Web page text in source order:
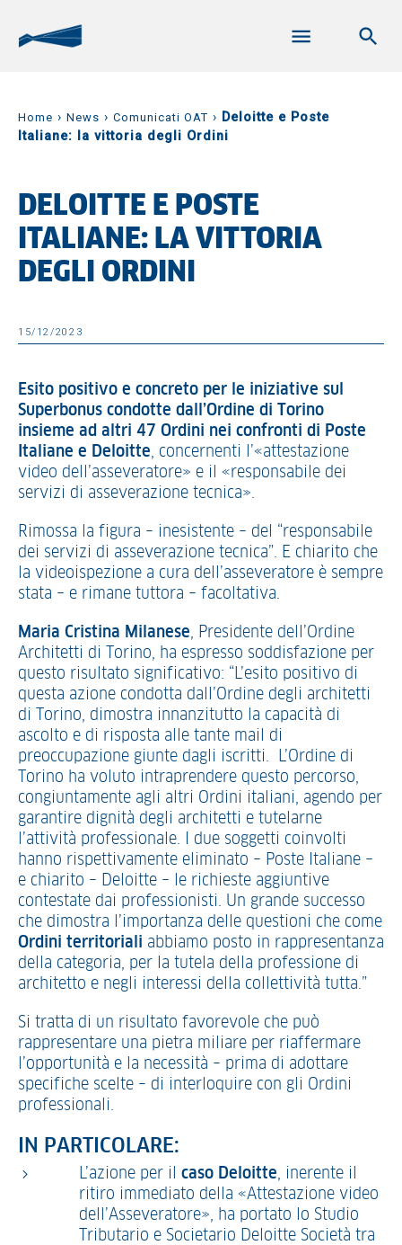
Home › News › Comunicati OAT › Deloitte e Poste
Italiane: la vittoria degli Ordini
DELOITTE E POSTE
ITALIANE: LA VITTORIA
DEGLI ORDINI
15/12/2023
Esito positivo e concreto per le iniziative sul
Superbonus condotte dall’Ordine di Torino
insieme ad altri 47 Ordini nei confronti di Poste
Italiane e Deloitte, concernenti l’«attestazione
video dell’asseveratore» e il «responsabile dei
servizi di asseverazione tecnica».
Rimossa la figura – inesistente – del “responsabile
dei servizi di asseverazione tecnica”. E chiarito che
la videoispezione a cura dell’asseveratore è sempre
stata – e rimane tuttora – facoltativa.
Maria Cristina Milanese, Presidente dell’Ordine
Architetti di Torino, ha espresso soddisfazione per
questo risultato significativo: “L’esito positivo di
questa azione condotta dall’Ordine degli architetti
di Torino, dimostra innanzitutto la capacità di
ascolto e di risposta alle tante mail di
preoccupazione giunte dagli iscritti. L’Ordine di
Torino ha voluto intraprendere questo percorso,
congiuntamente agli altri Ordini italiani, agendo per
garantire dignità degli architetti e tutelarne
l’attività professionale. I due soggetti coinvolti
hanno rispettivamente eliminato – Poste Italiane –
e chiarito – Deloitte – le richieste aggiuntive
contestate dai professionisti. Un grande successo
che dimostra l’importanza delle questioni che come
Ordini territoriali abbiamo posto in rappresentanza
della categoria, per la tutela della professione di
architetto e negli interessi della collettività tutta.”
Si tratta di un risultato favorevole che può
rappresentare una pietra miliare per riaffermare
l’opportunità e la necessità – prima di adottare
specifiche scelte – di interloquire con gli Ordini
professionali.
IN PARTICOLARE:
L’azione per il caso Deloitte, inerente il
ritiro immediato della «Attestazione video
dell’Asseveratore», ha portato lo Studio
Tributario e Societario Deloitte Società tra